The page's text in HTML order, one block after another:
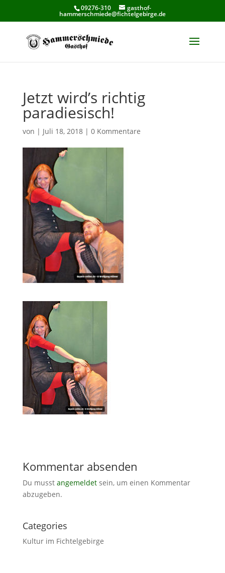
09276-310 gasthof-
hammerschmiede@fichtelgebirge.de
Jetzt wird’s richtig
paradiesisch!
von | Juli 18, 2018| 0 Kommentare
Kommentar absenden
Du musst angemeldetsein, um einen Kommentar
abzugeben.
Categories
Kultur im Fichtelgebirge